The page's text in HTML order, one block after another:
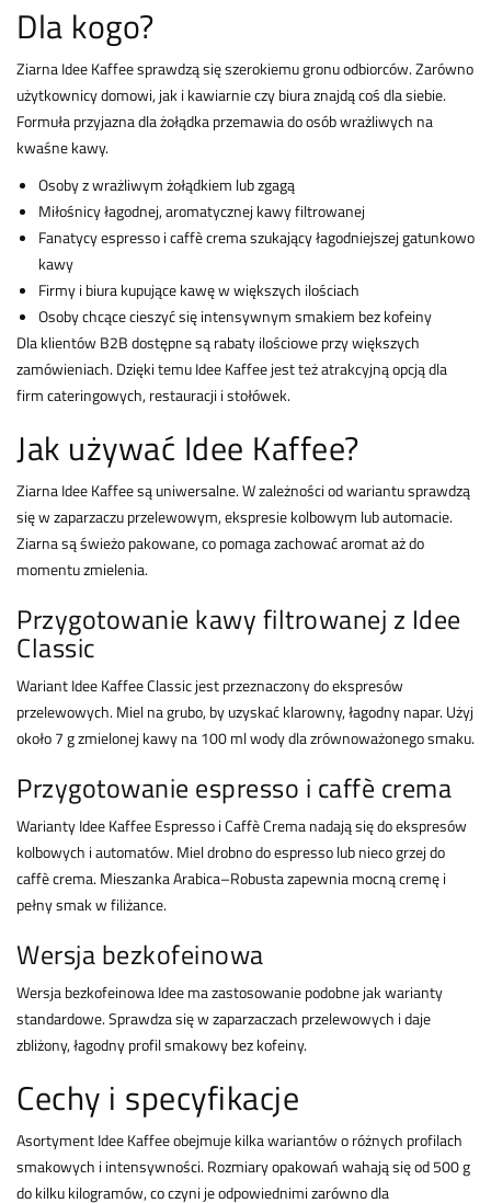
Dla kogo?
Ziarna Idee Kaffee sprawdzą się szerokiemu gronu odbiorców. Zarówno
użytkownicy domowi, jak i kawiarnie czy biura znajdą coś dla siebie.
Formuła przyjazna dla żołądka przemawia do osób wrażliwych na
kwaśne kawy.
Osoby z wrażliwym żołądkiem lub zgagą
Miłośnicy łagodnej, aromatycznej kawy filtrowanej
Fanatycy espresso i caffè crema szukający łagodniejszej gatunkowo
kawy
Firmy i biura kupujące kawę w większych ilościach
Osoby chcące cieszyć się intensywnym smakiem bez kofeiny
Dla klientów B2B dostępne są rabaty ilościowe przy większych
zamówieniach. Dzięki temu Idee Kaffee jest też atrakcyjną opcją dla
firm cateringowych, restauracji i stołówek.
Jak używać Idee Kaffee?
Ziarna Idee Kaffee są uniwersalne. W zależności od wariantu sprawdzą
się w zaparzaczu przelewowym, ekspresie kolbowym lub automacie.
Ziarna są świeżo pakowane, co pomaga zachować aromat aż do
momentu zmielenia.
Przygotowanie kawy filtrowanej z Idee
Classic
Wariant Idee Kaffee Classic jest przeznaczony do ekspresów
przelewowych. Miel na grubo, by uzyskać klarowny, łagodny napar. Użyj
około 7 g zmielonej kawy na 100 ml wody dla zrównoważonego smaku.
Przygotowanie espresso i caffè crema
Warianty Idee Kaffee Espresso i Caffè Crema nadają się do ekspresów
kolbowych i automatów. Miel drobno do espresso lub nieco grzej do
caffè crema. Mieszanka Arabica–Robusta zapewnia mocną cremę i
pełny smak w filiżance.
Wersja bezkofeinowa
Wersja bezkofeinowa Idee ma zastosowanie podobne jak warianty
standardowe. Sprawdza się w zaparzaczach przelewowych i daje
zbliżony, łagodny profil smakowy bez kofeiny.
Cechy i specyfikacje
Asortyment Idee Kaffee obejmuje kilka wariantów o różnych profilach
smakowych i intensywności. Rozmiary opakowań wahają się od 500 g
do kilku kilogramów, co czyni je odpowiednimi zarówno dla